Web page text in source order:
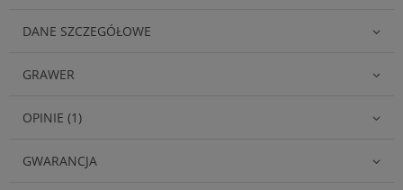
DANE SZCZEGÓŁOWE
GRAWER
OPINIE (1)
GWARANCJA